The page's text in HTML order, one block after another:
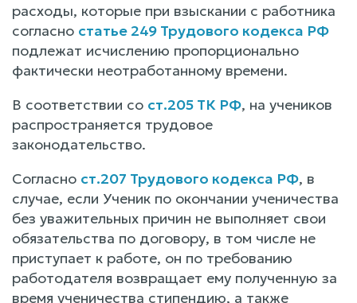
расходы, которые при взыскании с работника
согласно статье 249 Трудового кодекса РФ
подлежат исчислению пропорционально
фактически неотработанному времени.
В соответствии со ст.205 ТК РФ, на учеников
распространяется трудовое
законодательство.
Согласно ст.207 Трудового кодекса РФ, в
случае, если Ученик по окончании ученичества
без уважительных причин не выполняет свои
обязательства по договору, в том числе не
приступает к работе, он по требованию
работодателя возвращает ему полученную за
время ученичества стипендию, а также